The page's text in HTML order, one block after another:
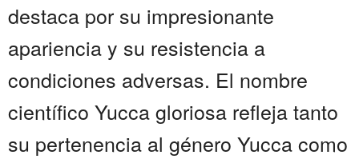
destaca por su impresionante
apariencia y su resistencia a
condiciones adversas. El nombre
científico Yucca gloriosa refleja tanto
su pertenencia al género Yucca como